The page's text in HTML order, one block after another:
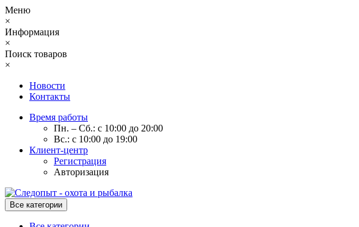
Меню
×
Информация
×
Поиск товаров
×
Новости
Контакты
Время работы
Пн. – Сб.: с 10:00 до 20:00
Вс.: с 10:00 до 19:00
Клиент-центр
Регистрация
Авторизация
Все категории